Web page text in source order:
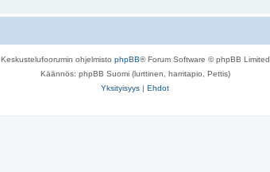
Keskustelufoorumin ohjelmisto phpBB® Forum Software © phpBB Limited
Käännös: phpBB Suomi (lurttinen, harritapio, Pettis)
Yksityisyys | Ehdot